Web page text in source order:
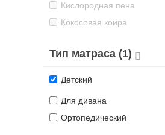
Кислородная пена
Кокосовая койра
Тип матраса (1)
Детский
Для дивана
Ортопедический